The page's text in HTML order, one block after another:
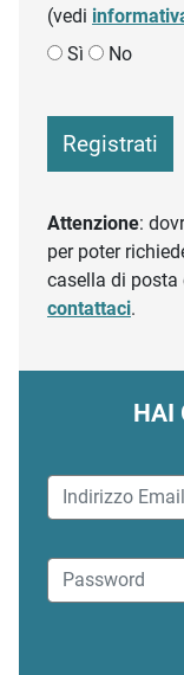
(vedi
Sì
No
Registrati
Attenzione:
per poter
casella di posta
contattaci.
HAI